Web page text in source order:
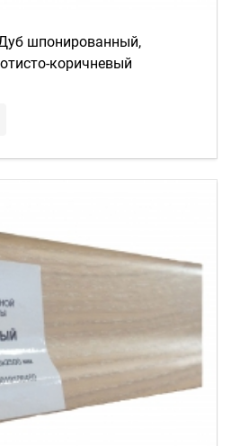
шпонированный,
коричневый